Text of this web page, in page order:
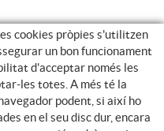
cookies pròpies s'utilitzen
un bon funcionament
d'acceptar només les
les totes. A més té la
podent, si així ho
en el seu disc dur, encara